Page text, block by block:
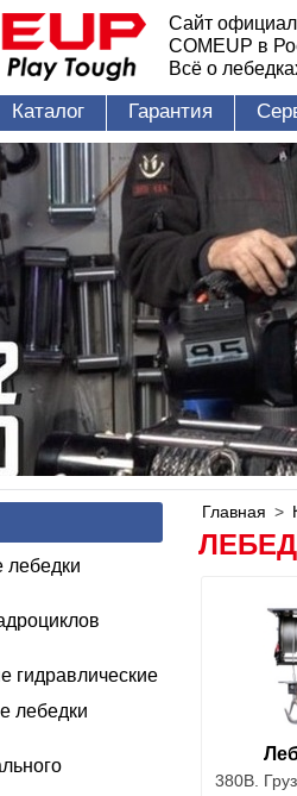
Сайт
COMEUP в
Всё о
Каталог Гарантия
гидравлические
лебедки
Главная >
380В.